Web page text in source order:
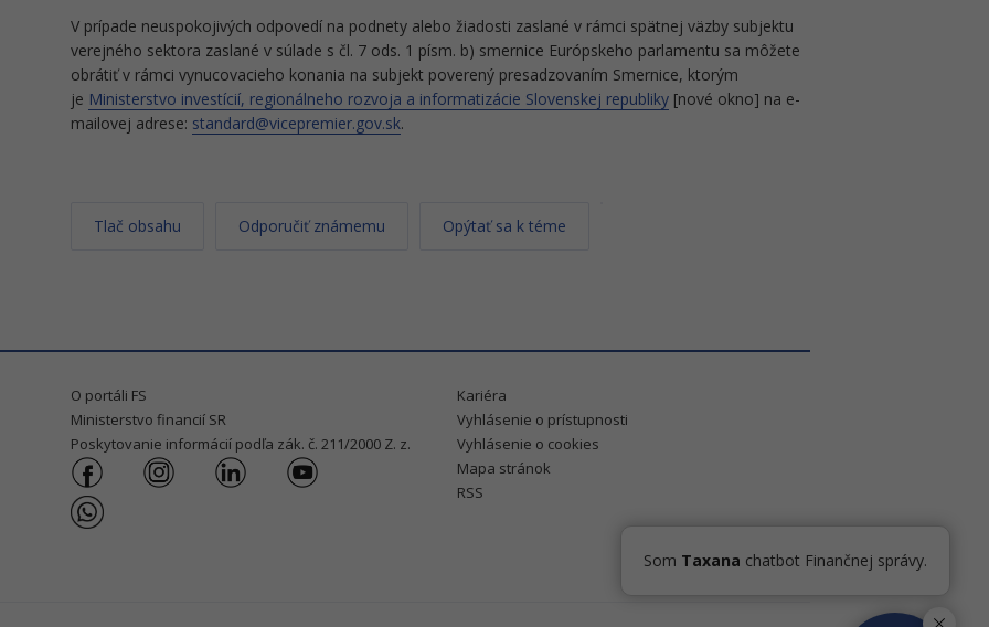
V prípade neuspokojivých odpovedí na podnety alebo žiadosti zaslané v rámci spätnej väzby subjektu
verejného sektora zaslané v súlade s čl. 7 ods. 1 písm. b) smernice Európskeho parlamentu sa môžete
obrátiť v rámci vynucovacieho konania na subjekt poverený presadzovaním Smernice, ktorým
je Ministerstvo investícií, regionálneho rozvoja a informatizácie Slovenskej republiky [nové okno] na e-
mailovej adrese: standard@vicepremier.gov.sk.
Tlač obsahu Odporučiť známemu Opýtať sa k téme
O portáli FS
Ministerstvo financií SR
Poskytovanie informácií podľa zák. č. 211/2000 Z. z.
Kariéra
Vyhlásenie o prístupnosti
Vyhlásenie o cookies
Mapa stránok
RSS
Som Taxana chatbot Finančnej správy.